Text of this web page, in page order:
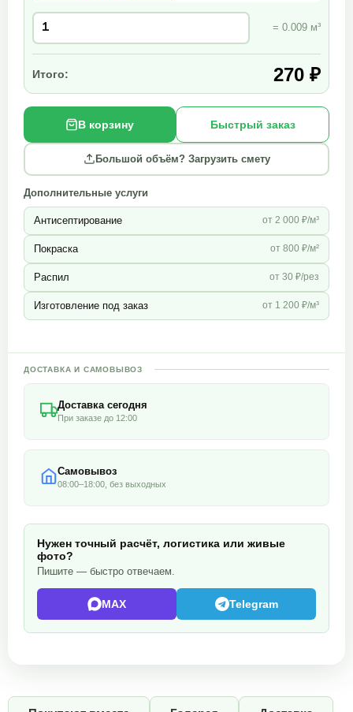
= 0.009 м³
Итого: 270 ₽
В корзину Быстрый заказ
Большой объём? Загрузить смету
Дополнительные услуги
Антисептирование от 2 000 ₽/м³
Покраска от 800 ₽/м²
Распил от 30 ₽/рез
Изготовление под заказ от 1 200 ₽/м³
ДОСТАВКА И САМОВЫВОЗ
Доставка сегодня
При заказе до 12:00
Самовывоз
08:00–18:00, без выходных
Нужен точный расчёт, логистика или живые
фото?
Пишите — быстро отвечаем.
MAX Telegram